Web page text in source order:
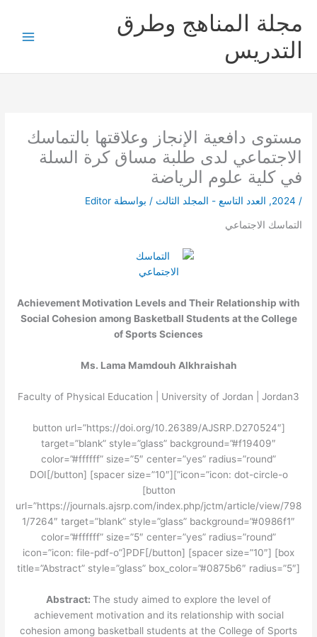
المحتوى
مجلة المناهج وطرق
التدريس
مستوى دافعية الإنجاز وعلاقتها بالتماسك
الاجتماعي لدى طلبة مساق كرة السلة
في كلية علوم الرياضة
/
2024
, العدد التاسع - المجلد الثالث / بواسطة Editor
التماسك الاجتماعي
Achievement Motivation Levels and Their Relationship with
Social Cohesion among Basketball Students at the College
of Sports Sciences
Ms. Lama Mamdouh Alkhraishah
Faculty of Physical Education | University of Jordan | Jordan3
[button url=”https://doi.org/10.26389/AJSRP.D270524″
target=”blank” style=”glass” background=”#f19409″
color=”#ffffff” size=”5″ center=”yes” radius=”round”
icon=”icon: dot-circle-o”]DOI[/button] [spacer size=”10″]
[button
url=”https://journals.ajsrp.com/index.php/jctm/article/view/798
1/7264″ target=”blank” style=”glass” background=”#0986f1″
color=”#ffffff” size=”5″ center=”yes” radius=”round”
icon=”icon: file-pdf-o”]PDF[/button] [spacer size=”10″] [box
title=”Abstract” style=”glass” box_color=”#0875b6″ radius=”5″]
Abstract: The study aimed to explore the level of
achievement motivation and its relationship with social
cohesion among basketball students at the College of Sports